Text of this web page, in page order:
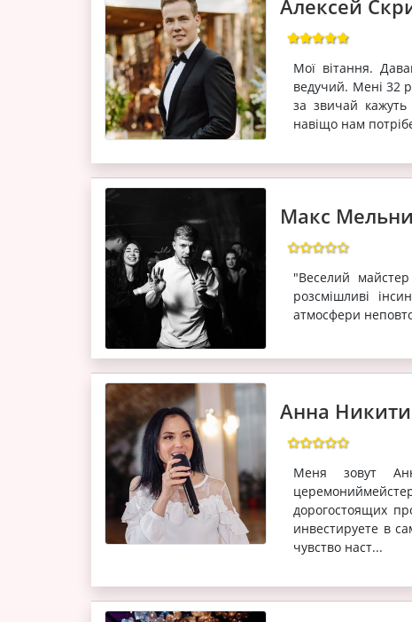
Алексей
Мої вітання.
ведучий. Мені 32
за звичай
навіщо нам
Макс
"Веселий
розсмішливі
атмосфери
Анна
Меня зовут
дорогостоящих
инвестируете в
чувство наст...